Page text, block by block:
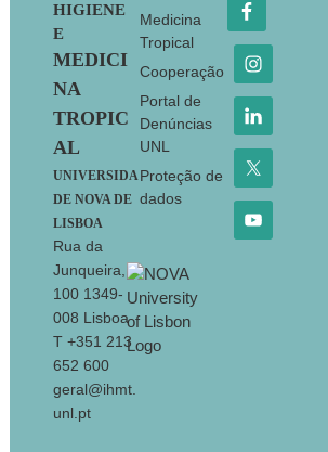
HIGIENE
E
MEDICI
NA
TROPIC
AL
UNIVERSIDA
DE NOVA DE
LISBOA
Rua da
Junqueira,
100 1349-
008 Lisboa
T +351 213
652 600
geral@ihmt.
unl.pt
Medicina
Tropical
Cooperação
Portal de
Denúncias
UNL
Proteção de
dados